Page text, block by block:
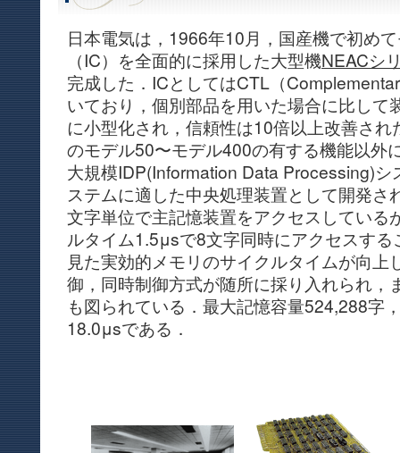
日本電気は，1966年10月，国産機で初め
（IC）を全面的に採用した大型機NEACシ
完成した．ICとしてはCTL（
いており，個別部品を用いた場合に比して
に小型化され，信頼性は10倍以上改善さ
のモデル50〜モデル400の有する機能以外
大規模IDP(Information Data Processing)シ
ステムに適した中央処理装置として開発さ
文字単位で主記憶装置をアクセスしている
ルタイム1.5μsで8文字同時にアクセスす
見た実効的メモリのサイクルタイムが向上
御，同時制御方式が随所に採り入れられ，
も図られている．最大記憶容量524,288字
18.0μsである．